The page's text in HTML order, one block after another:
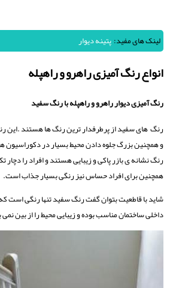
لینک های مفید: پتینه دیوار
انواع رنگ آمیزی راهرو و راهپله
رنگ آمیزی دیوار راهرو و راهپله با رنگ سفید
رنگ های سفید از پرطرفدار ترین رنگ ها هستند .این
و همچنین بزرگ جلوه دادن محیط بسیار در دکوراسیون
رنگ نشانه ی بازر پاکی و زیبایی هستند و افراد را دچار
همچنین برای افراد حساس نیز رنگی بسیار جذاب است.
شاید با قاطعیت بتوان گفت رنگ سفید تنها رنگی است که
داخلی ساختمان مناسب بوده و زیبایی محیط را از بین نمی